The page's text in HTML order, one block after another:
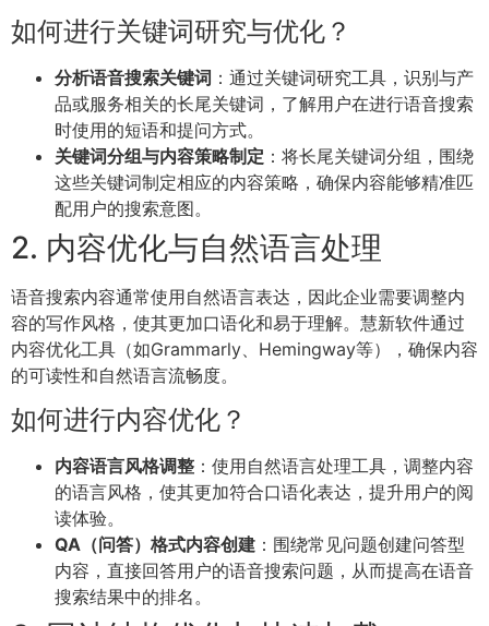
如何进行关键词研究与优化？
分析语音搜索关键词 ：通过关键词研究工具，识别与产
品或服务相关的长尾关键词，了解用户在进行语音搜索
时使用的短语和提问方式。
关键词分组与内容策略制定 ：将长尾关键词分组，围绕
这些关键词制定相应的内容策略，确保内容能够精准匹
配用户的搜索意图。
2. 内容优化与自然语言处理
语音搜索内容通常使用自然语言表达，因此企业需要调整内
容的写作风格，使其更加口语化和易于理解。慧新软件通过
内容优化工具（如Grammarly、Hemingway等），确保内容
的可读性和自然语言流畅度。
如何进行内容优化？
内容语言风格调整 ：使用自然语言处理工具，调整内容
的语言风格，使其更加符合口语化表达，提升用户的阅
读体验。
QA（问答）格式内容创建 ：围绕常见问题创建问答型
内容，直接回答用户的语音搜索问题，从而提高在语音
搜索结果中的排名。